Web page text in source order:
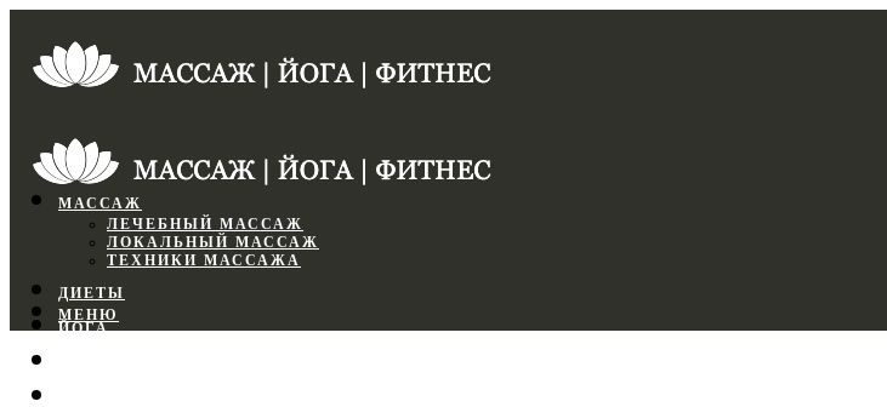
МАССАЖ
ЛЕЧЕБНЫЙ МАССАЖ
ЛОКАЛЬНЫЙ МАССАЖ
ТЕХНИКИ МАССАЖА
ДИЕТЫ
ЙОГА
МЕНЮ